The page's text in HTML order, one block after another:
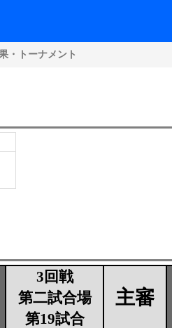
・トーナメント
3回戦
第二試合場
第19試合
主審